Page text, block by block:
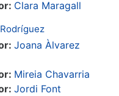
Clara Maragall
Joana Àlvarez
Mireia Chavarria
Jordi Font